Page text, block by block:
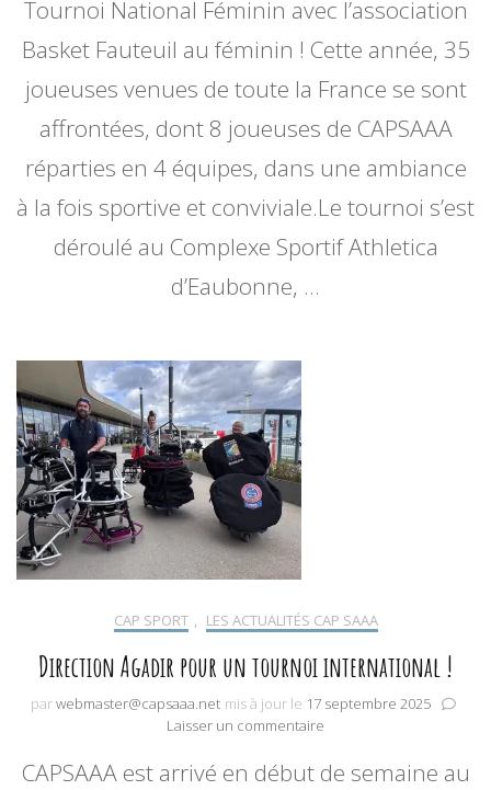
au
National
!
Tournoi National Féminin avec l’association
Basket Fauteuil au féminin ! Cette année, 35
joueuses venues de toute la France se sont
affrontées, dont 8 joueuses de CAPSAAA
réparties en 4 équipes, dans une ambiance
à la fois sportive et conviviale.Le tournoi s’est
déroulé au Complexe Sportif Athletica
d’Eaubonne, …
CAP SPORT , LES ACTUALITÉS CAP SAAA
Direction Agadir pour un tournoi international !
parwebmaster@capsaaa.net mis à jour le 17 septembre 2025
Laisser un commentaire
Agadir
CAPSAAA est arrivé en début de semaine au